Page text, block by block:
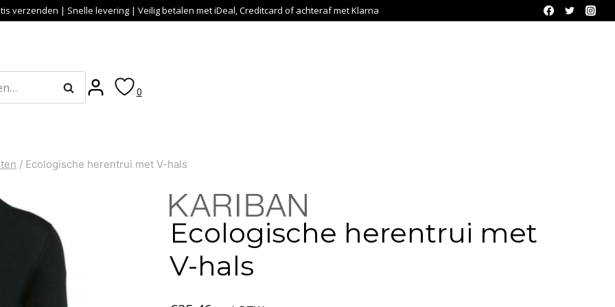
verzenden | Snelle levering | Veilig betalen met iDeal, Creditcard of achteraf met Klarna
Zoeken 0
/ Ecologische herentrui met V-hals
Ecologische herentrui met
V-hals